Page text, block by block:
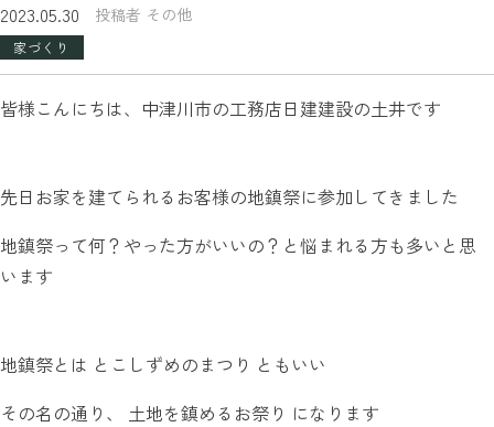
2023.05.30 投稿者 その他
家づくり
皆様こんにちは、中津川市の工務店日建建設の土井です
先日お家を建てられるお客様の地鎮祭に参加してきました
地鎮祭って何？やった方がいいの？と悩まれる方も多いと思
います
地鎮祭とは とこしずめのまつり ともいい
その名の通り、 土地を鎮めるお祭り になります